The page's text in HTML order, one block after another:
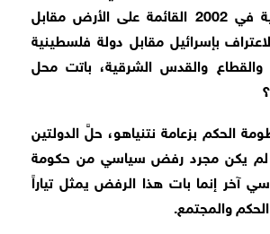
مبادرة السلام العربية في 2002 القائمة على الأرض مقابل
بإسرائيل مقابل دولة فلسطينية
والقدس الشرقية، باتت محل
الحكم بزعامة نتنياهو، حلَّ الدولتين
لم يكن مجرد رفض سياسي من حكومة
آخر إنما بات هذا الرفض يمثل تياراً
والمجتمع.